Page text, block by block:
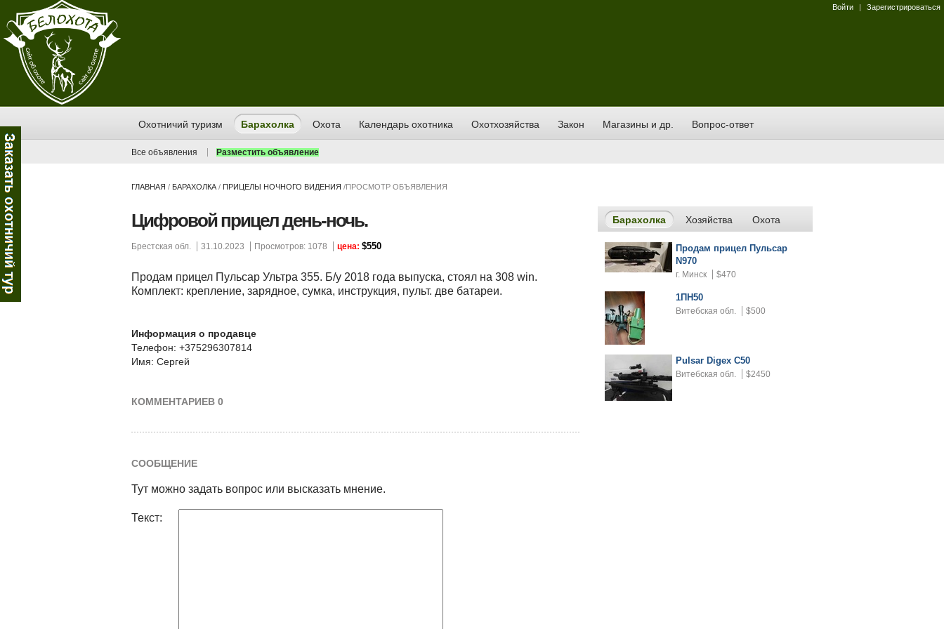
Войти | Зарегистрироваться
Охотничий туризм Барахолка Охота Календарь охотника Охотхозяйства Закон Магазины и др. Вопрос-ответ
Все объявления Разместить объявление
ГЛАВНАЯ / БАРАХОЛКА / ПРИЦЕЛЫ НОЧНОГО ВИДЕНИЯ /ПРОСМОТР ОБЪЯВЛЕНИЯ
Цифровой прицел день-ночь.
Брестская обл. 31.10.2023 Просмотров: 1078 цена: $550
Продам прицел Пульсар Ультра 355. Б/у 2018 года выпуска, стоял на 308 win.
Комплект: крепление, зарядное, сумка, инструкция, пульт. две батареи.
Информация о продавце
Телефон: +375296307814
Имя: Сергей
КОММЕНТАРИЕВ 0
СООБЩЕНИЕ
Тут можно задать вопрос или высказать мнение.
Текст:
Барахолка Хозяйства Охота
Продам прицел Пульсар
N970
г. Минск $470
1ПН50
Витебская обл. $500
Pulsar Digex C50
Витебская обл. $2450